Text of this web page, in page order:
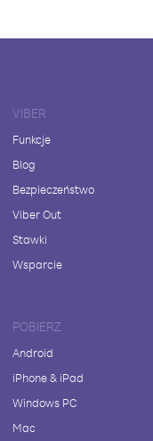
VIBER
Funkcje
Blog
Bezpieczeństwo
Viber Out
Stawki
Wsparcie
POBIERZ
Android
iPhone & iPad
Windows PC
Mac